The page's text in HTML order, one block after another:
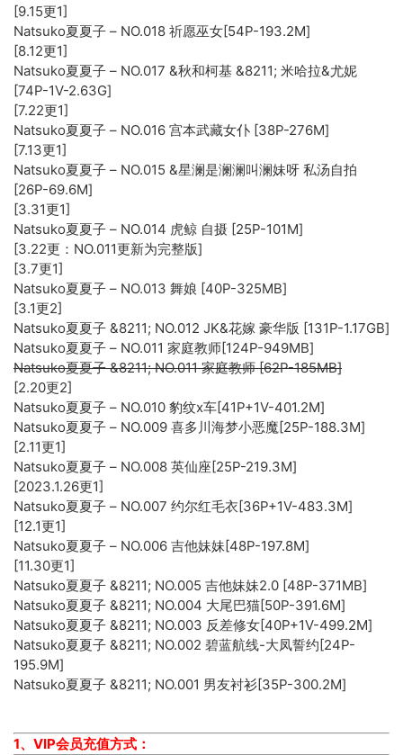
[9.15更1]
Natsuko夏夏子 – NO.018 祈愿巫女[54P-193.2M]
[8.12更1]
Natsuko夏夏子 – NO.017 &秋和柯基 &8211; 米哈拉&尤妮
[74P-1V-2.63G]
[7.22更1]
Natsuko夏夏子 – NO.016 宫本武藏女仆 [38P-276M]
[7.13更1]
Natsuko夏夏子 – NO.015 &星澜是澜澜叫澜妹呀 私汤自拍
[26P-69.6M]
[3.31更1]
Natsuko夏夏子 – NO.014 虎鲸 自摄 [25P-101M]
[3.22更：NO.011更新为完整版]
[3.7更1]
Natsuko夏夏子 – NO.013 舞娘 [40P-325MB]
[3.1更2]
Natsuko夏夏子 &8211; NO.012 JK&花嫁 豪华版 [131P-1.17GB]
Natsuko夏夏子 – NO.011 家庭教师[124P-949MB]
Natsuko夏夏子 &8211; NO.011 家庭教师 [62P-185MB]
[2.20更2]
Natsuko夏夏子 – NO.010 豹纹x车[41P+1V-401.2M]
Natsuko夏夏子 – NO.009 喜多川海梦小恶魔[25P-188.3M]
[2.11更1]
Natsuko夏夏子 – NO.008 英仙座[25P-219.3M]
[2023.1.26更1]
Natsuko夏夏子 – NO.007 约尔红毛衣[36P+1V-483.3M]
[12.1更1]
Natsuko夏夏子 – NO.006 吉他妹妹[48P-197.8M]
[11.30更1]
Natsuko夏夏子 &8211; NO.005 吉他妹妹2.0 [48P-371MB]
Natsuko夏夏子 &8211; NO.004 大尾巴猫[50P-391.6M]
Natsuko夏夏子 &8211; NO.003 反差修女[40P+1V-499.2M]
Natsuko夏夏子 &8211; NO.002 碧蓝航线-大凤誓约[24P-
195.9M]
Natsuko夏夏子 &8211; NO.001 男友衬衫[35P-300.2M]
1、VIP会员充值方式：